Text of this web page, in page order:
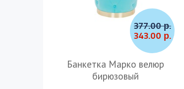
377.00 р.
343.00 р.
Банкетка Марко велюр
бирюзовый